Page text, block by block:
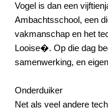
Vogel is dan een
Ambachtsschool, een
vakmanschap en het
Looise�. Op die dag
samenwerking, en
Onderduiker
Net als veel andere